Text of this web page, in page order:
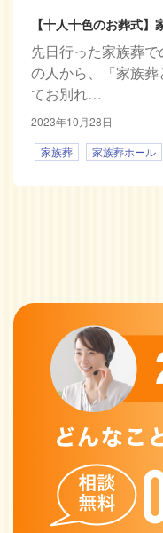
【十人十色のお葬式
先日行った家族葬
の人から、「家族
てお別れ…
2023年10月28日
家族葬
家族葬ホール